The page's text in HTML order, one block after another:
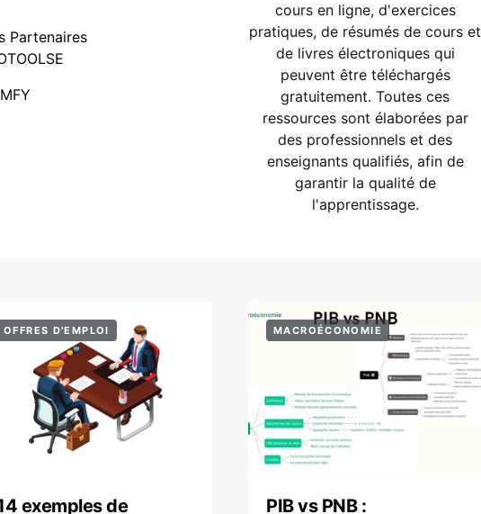
Partenaires
cours en ligne, d'exercices
pratiques, de résumés de cours et
de livres électroniques qui
peuvent être téléchargés
gratuitement. Toutes ces
ressources sont élaborées par
des professionnels et des
enseignants qualifiés, afin de
garantir la qualité de
l'apprentissage.
OFFRES D'EMPLOI
exemples de
MACROÉCONOMIE
PIB vs PNB :